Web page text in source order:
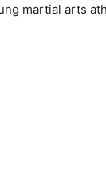
martial arts